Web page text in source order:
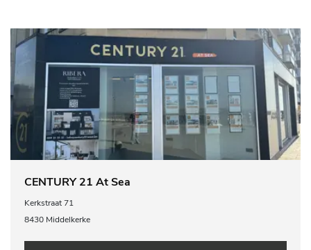
CENTURY 21 At Sea
Kerkstraat 71
8430 Middelkerke